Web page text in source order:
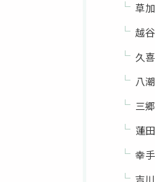
草
越
久
八
三
蓮
幸
吉